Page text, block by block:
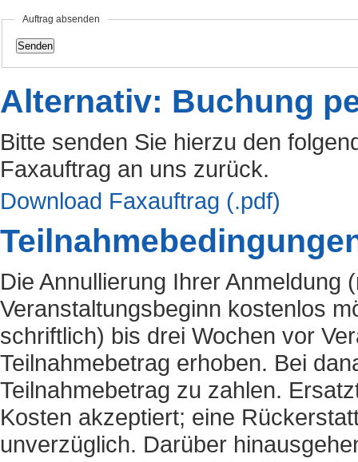
Auftrag absenden
Alternativ: Buchung
Bitte senden Sie hierzu den
Faxauftrag an uns zurück.
Download Faxauftrag (.pdf)
Die Annullierung Ihrer
Veranstaltungsbeginn kostenlos
schriftlich) bis drei Wochen vor
Teilnahmebetrag erhoben. Bei
Teilnahmebetrag zu zahlen.
Kosten akzeptiert; eine
unverzüglich. Darüber